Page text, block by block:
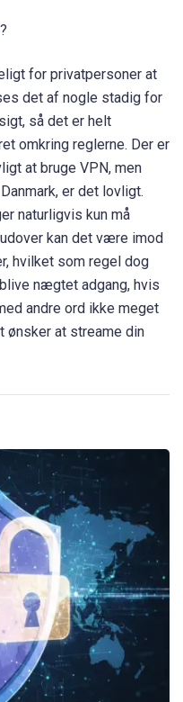
for privatpersoner at
det af nogle stadig for
så det er helt
omkring reglerne. Der er
at bruge VPN, men
er det lovligt.
naturligvis kun må
kan det være imod
hvilket som regel dog
nægtet adgang, hvis
andre ord ikke meget
ønsker at streame din